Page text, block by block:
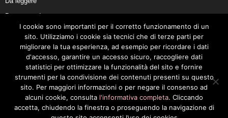
Da non perdere
Da conoscere
Da preservare
Da vivere
Cookie Policy
I cookie sono importanti per il corretto funzionamento di un
sito. Utilizziamo i cookie sia tecnici che di terze parti per
migliorare la tua esperienza, ad esempio per ricordare i dati
d'accesso, garantire un accesso sicuro, raccogliere dati
statistici per ottimizzare la funzionalità del sito e fornire
strumenti per la condivisione dei contenuti presenti su questo
sito. Per maggiori informazioni o per negare il consenso ad
alcuni cookie, consulta l'informativa completa. Cliccando
accetta, chiudendo la finestra o proseguendo la navigazione di